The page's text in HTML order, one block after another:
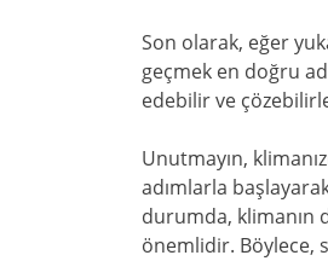
Son olarak, eğer
geçmek en doğru
edebilir ve
Unutmayın,
adımlarla
durumda, klimanın
önemlidir. Böylece,